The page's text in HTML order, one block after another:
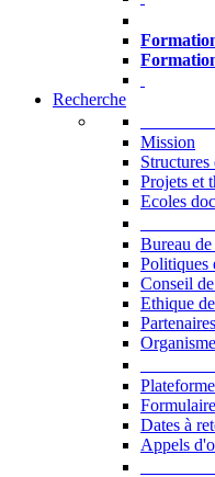
Recherche
Mission
Structures
Projets et
Ecoles
Bureau
Politiques
Conseil
Ethique
Partenaires
Dates à
Appels